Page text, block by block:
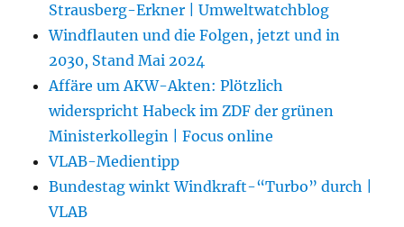
Strausberg-Erkner | Umweltwatchblog
Windflauten und die Folgen, jetzt und in
2030, Stand Mai 2024
Affäre um AKW-Akten: Plötzlich
widerspricht Habeck im ZDF der grünen
Ministerkollegin | Focus online
VLAB-Medientipp
Bundestag winkt Windkraft-“Turbo” durch |
VLAB